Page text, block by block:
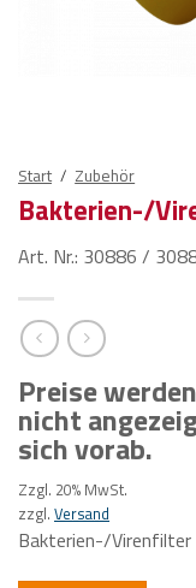
Start / Zubehör
Bakterien-/
Art. Nr.: 30886 /
Preise
nicht
sich vorab.
Zzgl. 20% MwSt.
zzgl. Versand
Bakterien-/